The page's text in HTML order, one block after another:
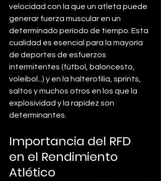
velocidad con la que un atleta puede
generar fuerza muscular en un
determinado período de tiempo. Esta
cualidad es esencial para la mayoría
de deportes de esfuerzos
intermitentes (fútbol, baloncesto,
voleibol...) y en la halterofilia, sprints,
saltos y muchos otros en los que la
explosividad y la rapidez son
determinantes.
Importancia del RFD
en el Rendimiento
Atlético